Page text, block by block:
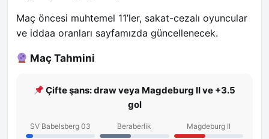
Maç öncesi muhtemel 11’ler, sakat-cezalı oyuncular
ve iddaa oranları sayfamızda güncellenecek.
Maç Tahmini
Çifte şans: draw veya Magdeburg II ve +3.5
gol
SV Babelsberg 03 Beraberlik Magdeburg II